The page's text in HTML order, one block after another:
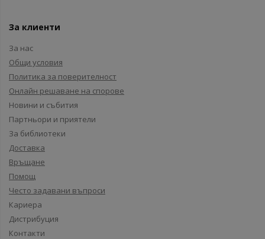
За клиенти
За нас
Общи условия
Политика за поверителност
Онлайн решаване на спорове
Новини и събития
Партньори и приятели
За библиотеки
Доставка
Връщане
Помощ
Често задавани въпроси
Кариера
Дистрибуция
Контакти